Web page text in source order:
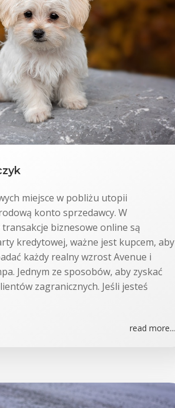
miejsce w pobliżu utopii
konto sprzedawcy. W
transakcje biznesowe online są
kredytowej, ważne jest kupcem, aby
każdy realny wzrost Avenue i
Jednym ze sposobów, aby zyskać
zagranicznych. Jeśli jesteś
read more...